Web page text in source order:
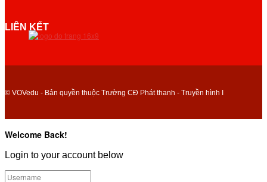
LIÊN KẾT
© VOVedu - Bản quyền thuộc Trường CĐ Phát thanh - Truyền hình I
Welcome Back!
Login to your account below